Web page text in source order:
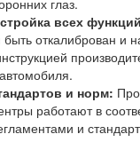
глаз.
всех
откалиброван и
и норм:
работают в
и